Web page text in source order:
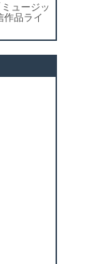
ュージッ
作品ライ